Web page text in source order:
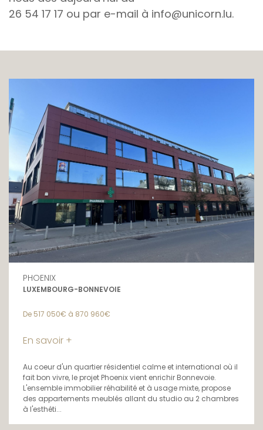
26 54 17 17 ou par e-mail à info@unicorn.lu.
PHOENIX
LUXEMBOURG-BONNEVOIE
De 517 050€ à 870 960€
En savoir +
Au coeur d'un quartier résidentiel calme et international où il
fait bon vivre, le projet Phoenix vient enrichir Bonnevoie.
L'ensemble immobilier réhabilité et à usage mixte, propose
des appartements meublés allant du studio au 2 chambres
à l'esthéti...